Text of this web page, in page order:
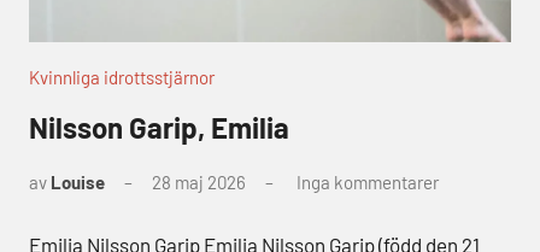
Kvinnliga idrottsstjärnor
Nilsson Garip, Emilia
av Louise 28 maj 2026 Inga kommentarer
Emilia Nilsson Garip Emilia Nilsson Garip (född den 21